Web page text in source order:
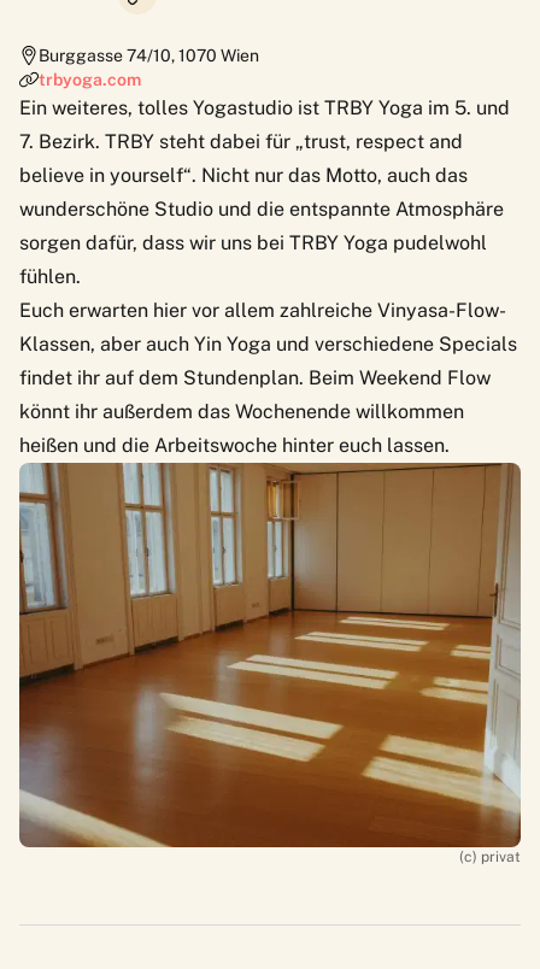
Burggasse 74/10,1070 Wien
trbyoga.com
Ein weiteres, tolles Yogastudio ist TRBY Yoga im 5. und
7. Bezirk. TRBY steht dabei für „trust, respect and
believe in yourself“. Nicht nur das Motto, auch das
wunderschöne Studio und die entspannte Atmosphäre
sorgen dafür, dass wir uns bei TRBY Yoga pudelwohl
fühlen.
Euch erwarten hier vor allem zahlreiche Vinyasa-Flow-
Klassen, aber auch Yin Yoga und verschiedene Specials
findet ihr auf dem Stundenplan. Beim Weekend Flow
könnt ihr außerdem das Wochenende willkommen
heißen und die Arbeitswoche hinter euch lassen.
(c) privat